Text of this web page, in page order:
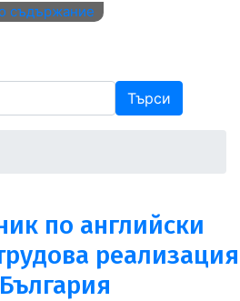
съдържание
Търси
по английски
реализация